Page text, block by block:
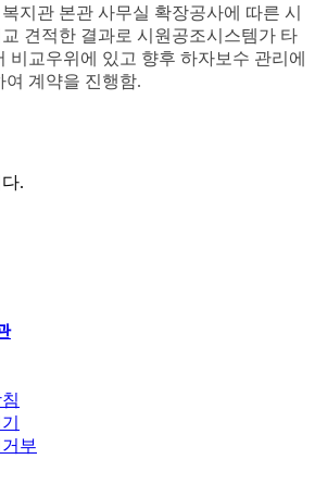
복지관 본관 사무실 확장공사에 따른 시
교 견적한 결과로 시원공조시스템가 타
비교우위에 있고 향후 하자보수 관리에
여 계약을 진행함.
.
부